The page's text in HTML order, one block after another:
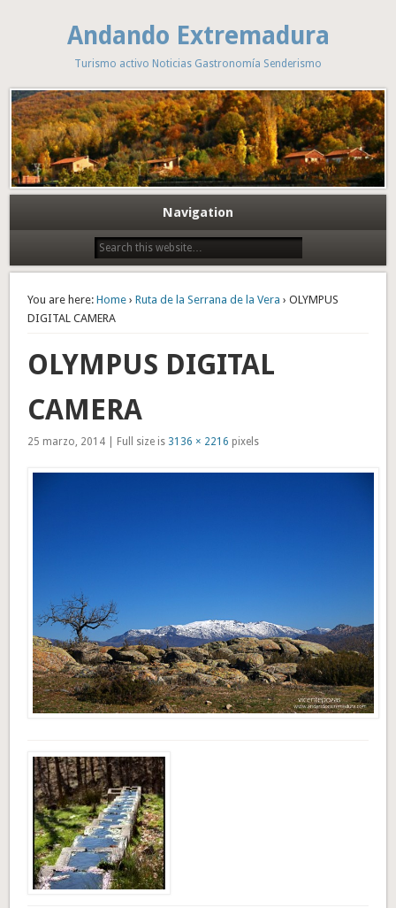
Andando Extremadura
Turismo activo Noticias Gastronomía Senderismo
Navigation
You are here: Home ›Ruta de la Serrana de la Vera › OLYMPUS
DIGITAL CAMERA
OLYMPUS DIGITAL
CAMERA
25 marzo, 2014 | Full size is 3136 × 2216 pixels